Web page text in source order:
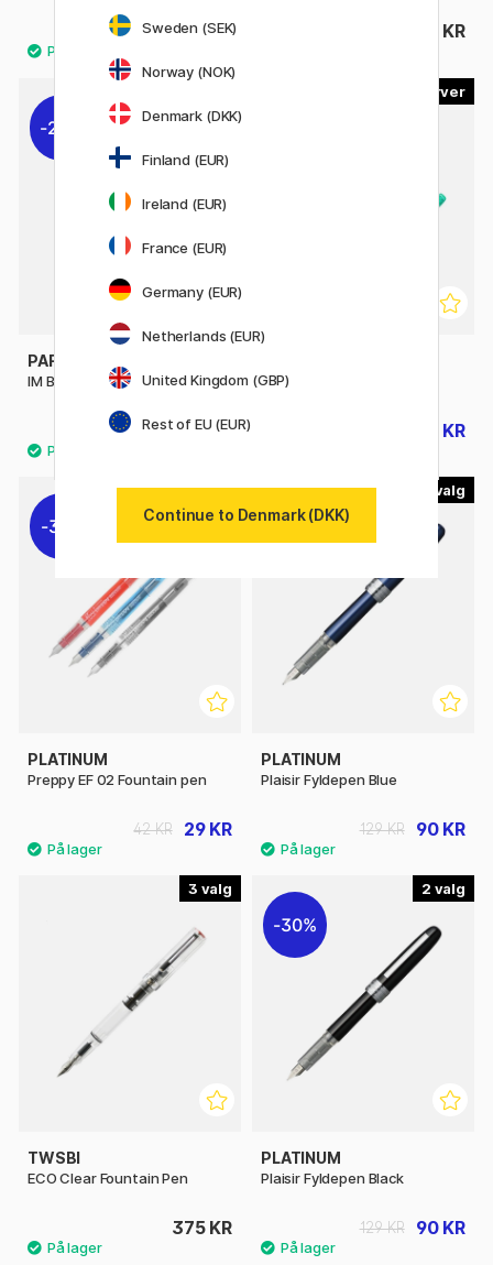
219 KR 219 KR
20%
PARKER
IM Black/Gold Fyldepen
447 KR
559 KR
Preppy F 03 Fountain pen
29 KR
3
31%
PLATINUM
Preppy EF 02 Fountain pen
29 KR
42 KR
30%
PLATINUM
Plaisir Fyldepen Blue
90 KR
129 KR
3
TWSBI
ECO Clear Fountain Pen
375 KR
2
30%
PLATINUM
Plaisir Fyldepen Black
90 KR
129 KR
Sweden (SEK)
Norway (NOK)
Denmark (DKK)
Finland (EUR)
Ireland (EUR)
France (EUR)
Germany (EUR)
Netherlands (EUR)
United Kingdom (GBP)
Rest of EU (EUR)
Continue to Denmark (DKK)